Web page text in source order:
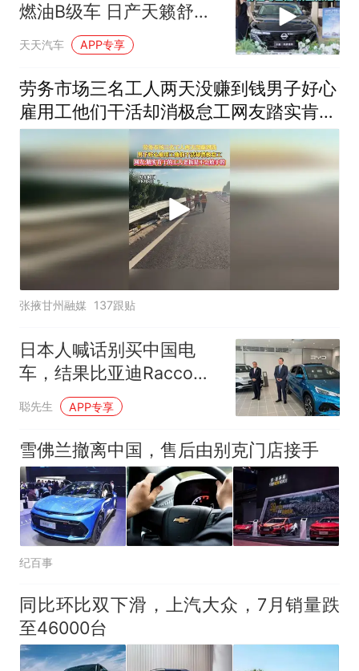
燃油B级车 日产天籁舒适
与智能化在线
天天汽车 APP专享
劳务市场三名工人两天没赚到钱男子好心
雇用工他们干活却消极怠工网友踏实肯干
的工人老板是不会放手
张掖甘州融媒 137跟贴
日本人喊话别买中国电
车，结果比亚迪Racco首
周订单超700辆，年销1万
辆目标能实现吗？
聪先生 APP专享
雪佛兰撤离中国，售后由别克门店接手
纪百事
同比环比双下滑，上汽大众，7月销量跌
至46000台